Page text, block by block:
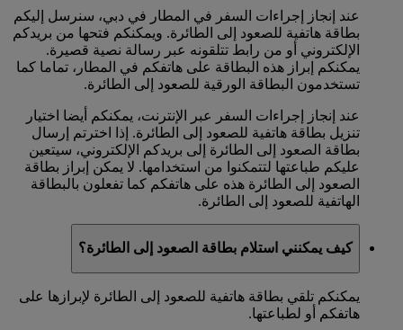
عند إنجاز إجراءات السفر في المطار في دبي، سنرسل إليكم
بطاقة هاتفية للصعود إلى الطائرة. ويمكنكم فتحها من بريدكم
الإلكتروني أو من رابط تتلقونه عبر رسالة نصية قصيرة.
يمكنكم إبراز هذه البطاقة على هاتفكم في المطار، تماما كما
تستخدمون البطاقة الورقية للصعود إلى الطائرة.
عند إنجاز إجراءات السفر عبر الإنترنت، يمكنكم أيضا اختيار
تنزيل بطاقة هاتفية للصعود إلى الطائرة. إذا اخترتم إرسال
بطاقة الصعود إلى الطائرة إلى بريدكم الإلكتروني، سيتعين
عليكم طباعتها لتتمكنوا من استخدامها. لا يمكن إبراز بطاقة
الصعود إلى الطائرة هذه على هاتفكم كما تفعلون بالبطاقة
الهاتفية للصعود إلى الطائرة.
كيف يمكنني استلام بطاقة الصعود إلى الطائرة؟
يمكنكم تلقي بطاقة هاتفية للصعود إلى الطائرة لإبرازها على
هاتفكم أو لطباعتها.